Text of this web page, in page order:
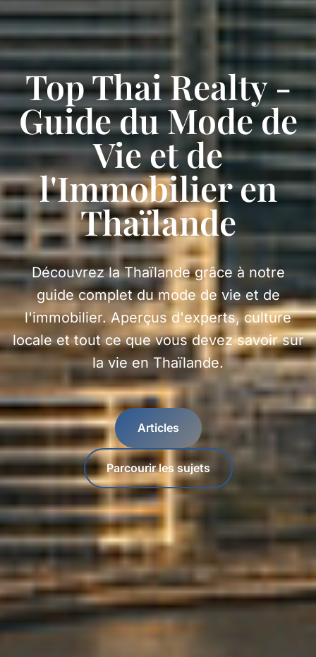
Top Thai Realty -
Guide du Mode de
Vie et de
l'Immobilier en
Thaïlande
Découvrez la Thaïlande grâce à notre
guide complet du mode de vie et de
l'immobilier. Aperçus d'experts, culture
locale et tout ce que vous devez savoir sur
la vie en Thaïlande.
Articles
Parcourir les sujets